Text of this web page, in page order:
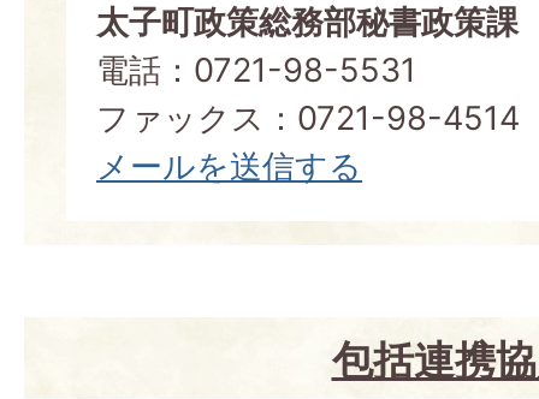
太子町政策総務部秘書政策課
電話：0721-98-5531
ファックス：0721-98-4514
メールを送信する
包括連携